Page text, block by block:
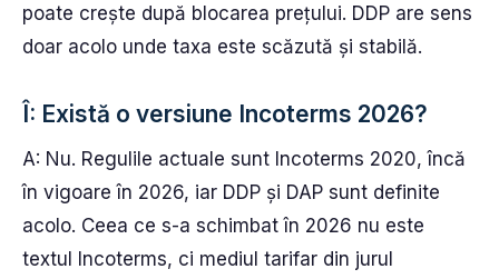
poate crește după blocarea prețului. DDP are sens
doar acolo unde taxa este scăzută și stabilă.
Î: Există o versiune Incoterms 2026?
A: Nu. Regulile actuale sunt Incoterms 2020, încă
în vigoare în 2026, iar DDP și DAP sunt definite
acolo. Ceea ce s-a schimbat în 2026 nu este
textul Incoterms, ci mediul tarifar din jurul